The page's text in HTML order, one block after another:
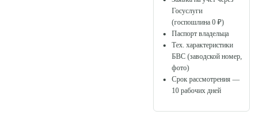
Госуслуги
(госпошлина 0 ₽)
Паспорт владельца
Тех. характеристики
БВС (заводской номер,
фото)
Срок рассмотрения —
10 рабочих дней